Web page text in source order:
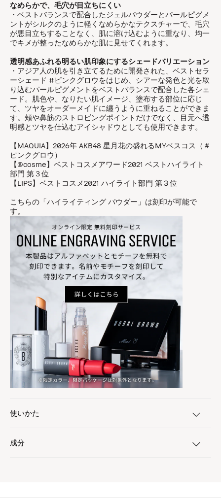
なめらかで、⽑⽳が目⽴ちにくい
・ベストバランスで配合したジェルパウダーとパールピグメ
ントがシルクのように軽くなめらかなテクスチャーで、⽑⽳
が悪目⽴ちすることなく、肌に溶け込むように重なり、均⼀
でキメが整ったなめらかな肌に⾒せてくれます。
透明感あふれる明るい肌印象にするシェードバリエーション
・アジア人の肌を引き立てるために開発された、ベストセラ
ーシェード #ピンクグロウをはじめ、シアーな発色と光を取
り込むパールピグメントをベストバランスで配合した各シェ
ード。肌色や、なりたい肌イメージ、塗布する部位に応じ
て、ツヤをオーダーメイドに纏うように重ねることができま
す。頬や鼻筋のストロビングポイントだけでなく、目元へ透
明感とツヤを仕込むアイシャドウとしても使用できます。
【MAQUIA】2026年 AKB48 星月花の盛れるMYベスコス（＃
ピンクグロウ）
【@cosme】ベストコスメアワード2021 ベストハイライト
部門 第３位
【LIPS】ベストコスメ2021 ハイライト部門 第３位
こちらの「ハイライティング パウダー」は刻印が可能で
す。
使いかた
成分